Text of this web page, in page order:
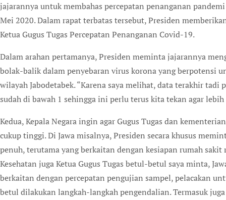
jajarannya untuk membahas percepatan penanganan
Mei 2020. Dalam rapat terbatas tersebut, Presiden
Ketua Gugus Tugas Percepatan Penanganan Covid-19.
Dalam arahan pertamanya, Presiden meminta jajarannya
bolak-balik dalam penyebaran virus korona yang berpotensi
wilayah Jabodetabek. “Karena saya melihat, data terakhir
sudah di bawah 1 sehingga ini perlu terus kita tekan agar
Kedua, Kepala Negara ingin agar Gugus Tugas dan
cukup tinggi. Di Jawa misalnya, Presiden secara khusus
penuh, terutama yang berkaitan dengan kesiapan rumah
Kesehatan juga Ketua Gugus Tugas betul-betul saya minta,
berkaitan dengan percepatan pengujian sampel, pelacakan
betul dilakukan langkah-langkah pengendalian. Termasuk